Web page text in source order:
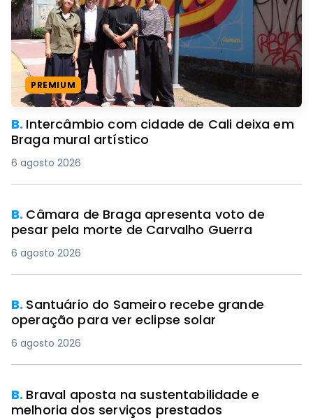
PREMIUM
B. Intercâmbio com cidade de Cali deixa em
Braga mural artístico
6 agosto 2026
B. Câmara de Braga apresenta voto de
pesar pela morte de Carvalho Guerra
6 agosto 2026
B. Santuário do Sameiro recebe grande
operação para ver eclipse solar
6 agosto 2026
B. Braval aposta na sustentabilidade e
melhoria dos serviços prestados